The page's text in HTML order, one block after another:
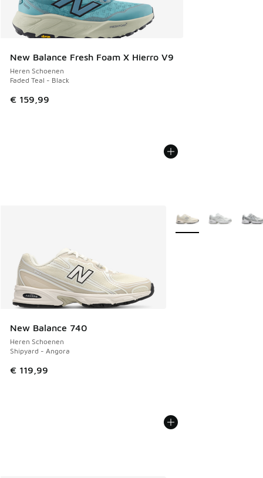
New Balance Fresh Foam X Hierro V9
Heren Schoenen
Faded Teal - Black
€ 159,99
New Balance 740
Heren Schoenen
Shipyard - Angora
€ 119,99
Meer kleuren